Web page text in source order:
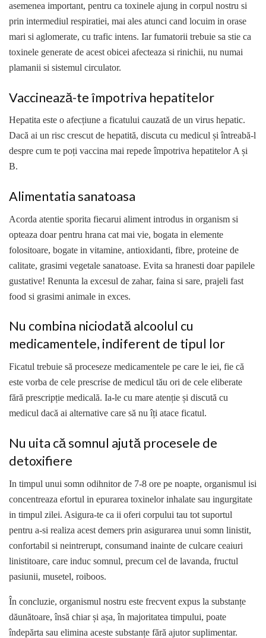
asemenea important, pentru ca toxinele ajung in corpul nostru si
prin intermediul respiratiei, mai ales atunci cand locuim in orase
mari si aglomerate, cu trafic intens. Iar fumatorii trebuie sa stie ca
toxinele generate de acest obicei afecteaza si rinichii, nu numai
plamanii si sistemul circulator.
Vaccinează-te împotriva hepatitelor
Hepatita este o afecțiune a ficatului cauzată de un virus hepatic.
Dacă ai un risc crescut de hepatită, discuta cu medicul și întreabă-l
despre cum te poți vaccina mai repede împotriva hepatitelor A și
B.
Alimentatia sanatoasa
Acorda atentie sporita fiecarui aliment introdus in organism si
opteaza doar pentru hrana cat mai vie, bogata in elemente
folositoare, bogate in vitamine, antioxidanti, fibre, proteine de
calitate, grasimi vegetale sanatoase. Evita sa hranesti doar papilele
gustative! Renunta la excesul de zahar, faina si sare, prajeli fast
food si grasimi animale in exces.
Nu combina niciodată alcoolul cu
medicamentele, indiferent de tipul lor
Ficatul trebuie să proceseze medicamentele pe care le iei, fie că
este vorba de cele prescrise de medicul tău ori de cele eliberate
fără prescripție medicală. Ia-le cu mare atenție și discută cu
medicul dacă ai alternative care să nu îți atace ficatul.
Nu uita că somnul ajută procesele de
detoxifiere
In timpul unui somn odihnitor de 7-8 ore pe noapte, organismul isi
concentreaza efortul in epurarea toxinelor inhalate sau ingurgitate
in timpul zilei. Asigura-te ca ii oferi corpului tau tot suportul
pentru a-si realiza acest demers prin asigurarea unui somn linistit,
confortabil si neintrerupt, consumand inainte de culcare ceaiuri
linistitoare, care induc somnul, precum cel de lavanda, fructul
pasiunii, musetel, roiboos.
În concluzie, organismul nostru este frecvent expus la substanțe
dăunătoare, însă chiar și așa, în majoritatea timpului, poate
îndepărta sau elimina aceste substanțe fără ajutor suplimentar.